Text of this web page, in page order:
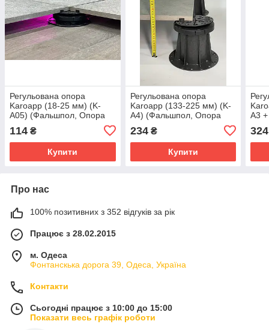
Регульована опора
Karoapp (18-25 мм) (K-
A05) (Фальшпол, Опора
для лаги і керамограніта )
114 ₴
Купити
Регульована опора
Karoapp (133-225 мм) (K-
A4) (Фальшпол, Опора
для лаги і керамограніта )
234₴
Купити
А3
324
Про нас
100% позитивних з 352 відгуків за рік
Працює з 28.02.2015
м. Одеса
Фонтанскька дорога 39, Одеса, Україна
Контакти
Сьогодні працює з 10:00 до 15:00
Показати весь графік роботи